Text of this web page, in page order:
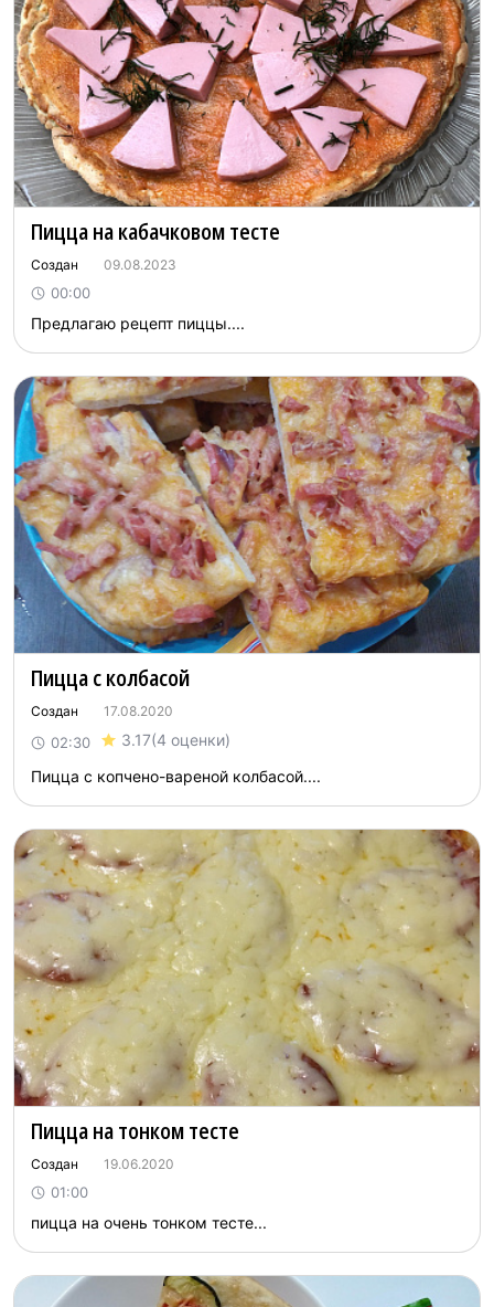
Пицца на кабачковом тесте
Создан 09.08.2023
00:00
Предлагаю рецепт пиццы....
Пицца с колбасой
Создан 17.08.2020
02:30 3.17(4 оценки)
Пицца с копчено-вареной колбасой....
Пицца на тонком тесте
Создан 19.06.2020
01:00
пицца на очень тонком тесте...